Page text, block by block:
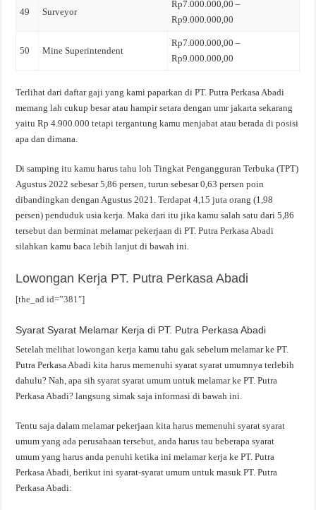
49 Surveyor
Rp7.000.000,00 –
Rp9.000.000,00
50 Mine Superintendent
Rp7.000.000,00 –
Rp9.000.000,00
Terlihat dari daftar gaji yang kami paparkan di PT. Putra Perkasa Abadi
memang lah cukup besar atau hampir setara dengan umr jakarta sekarang
yaitu Rp 4.900.000 tetapi tergantung kamu menjabat atau berada di posisi
apa dan dimana.
Di samping itu kamu harus tahu loh Tingkat Pengangguran Terbuka (TPT)
Agustus 2022 sebesar 5,86 persen, turun sebesar 0,63 persen poin
dibandingkan dengan Agustus 2021. Terdapat 4,15 juta orang (1,98
persen) penduduk usia kerja. Maka dari itu jika kamu salah satu dari 5,86
tersebut dan berminat melamar pekerjaan di PT. Putra Perkasa Abadi
silahkan kamu baca lebih lanjut di bawah ini.
Lowongan Kerja PT. Putra Perkasa Abadi
[the_ad id=”381″]
Syarat Syarat Melamar Kerja di PT. Putra Perkasa Abadi
Setelah melihat lowongan kerja kamu tahu gak sebelum melamar ke PT.
Putra Perkasa Abadi kita harus memenuhi syarat syarat umumnya terlebih
dahulu? Nah, apa sih syarat syarat umum untuk melamar ke PT. Putra
Perkasa Abadi? langsung simak saja informasi di bawah ini.
Tentu saja dalam melamar pekerjaan kita harus memenuhi syarat syarat
umum yang ada perusahaan tersebut, anda harus tau beberapa syarat
umum yang harus anda penuhi ketika ini melamar kerja ke PT. Putra
Perkasa Abadi, berikut ini syarat-syarat umum untuk masuk PT. Putra
Perkasa Abadi: